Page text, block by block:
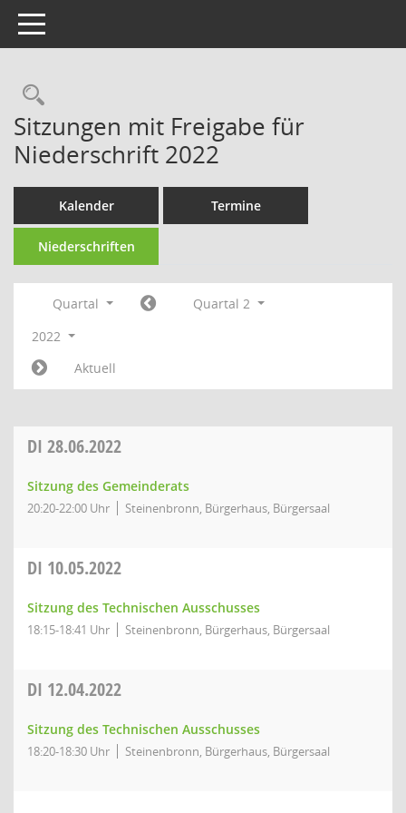
Toggle navigation
Sitzungen mit Freigabe für
Niederschrift 2022
Kalender Termine
Niederschriften
Quartal
Quartal 2
2022
Aktuell
DI 28.06.2022
Sitzung des Gemeinderats
20:20-22:00 Uhr Steinenbronn, Bürgerhaus, Bürgersaal
DI 10.05.2022
Sitzung des Technischen Ausschusses
18:15-18:41 Uhr Steinenbronn, Bürgerhaus, Bürgersaal
DI 12.04.2022
Sitzung des Technischen Ausschusses
18:20-18:30 Uhr Steinenbronn, Bürgerhaus, Bürgersaal